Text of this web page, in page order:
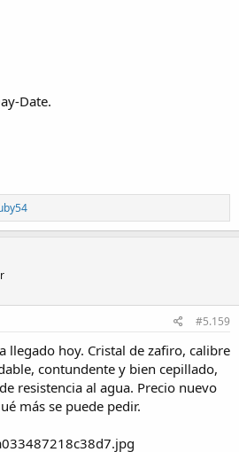
Date.
#5.159
llegado hoy. Cristal de zafiro, calibre
contundente y bien cepillado,
resistencia al agua. Precio nuevo
más se puede pedir.